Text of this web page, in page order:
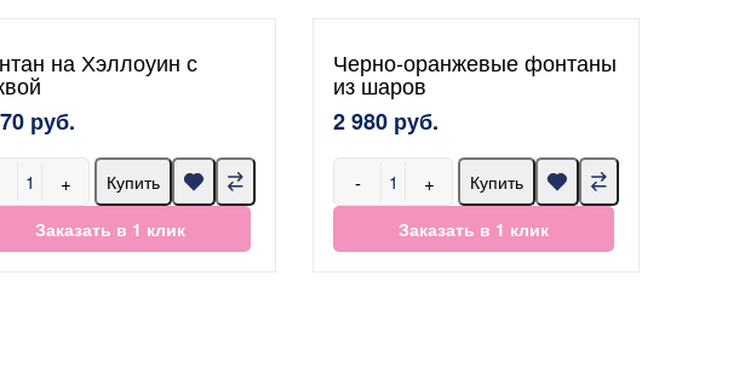
на Хэллоуин с
руб.
+
Купить
Заказать в 1 клик
Черно-оранжевые фонтаны
из шаров
2 980 руб.
- +
Купить
Заказать в 1 клик